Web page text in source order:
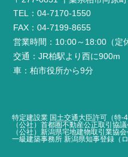
TEL：04-7170-1550
FAX：04-7199-8655
営業時間：10:00～18:00（定
交通：JR柏駅より西に900m
車：柏市役所から9分
特定建設業 国土交通大臣許可（特
（公社）首都圏不動産公正取引協
（公社）新潟県宅地建物取引業協
一級建築事務所 新潟県知事登録（